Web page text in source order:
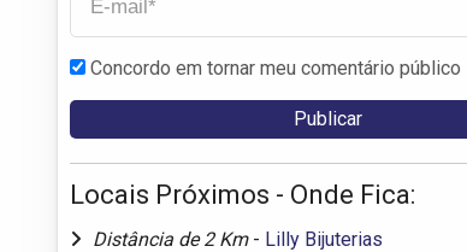
Concordo em tornar meu comentário público
Locais Próximos - Onde Fica:
Distância de 2 Km - Lilly Bijuterias